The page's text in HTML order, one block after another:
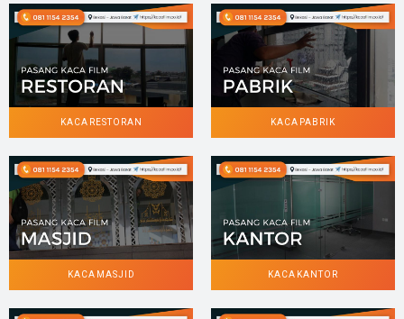
KACA RESTORAN KACA PABRIK
KACA MASJID KACA KANTOR